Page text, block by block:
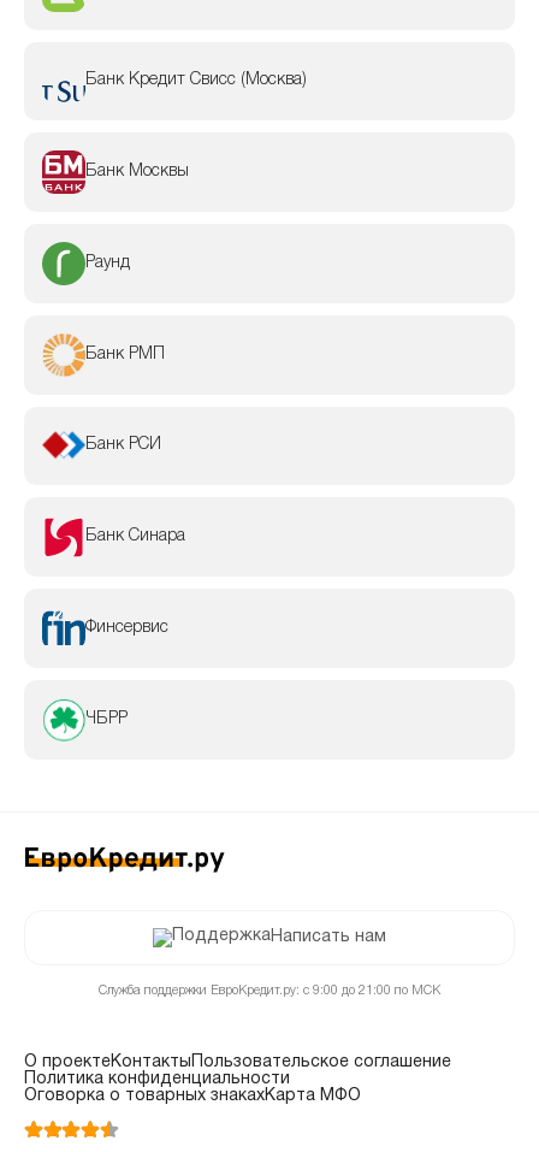
Банк Кредит Свисс (Москва)
Банк Москвы
Раунд
Банк РМП
Банк РСИ
Банк Синара
Финсервис
ЧБРР
Написать нам
Служба поддержки ЕвроКредит.ру: с 9:00 до 21:00 по МСК
О проектеКонтакты Пользовательское соглашение
Политика конфиденциальности
Оговорка о товарных знакахКарта МФО